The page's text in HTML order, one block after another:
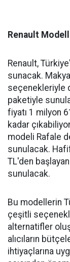
Renault
Renault,
sunacak.
seçenekleriyle
paketiyle
fiyatı 1 milyon
kadar
modeli Rafale
sunulacak.
TL'den
sunulacak.
Bu modellerin
çeşitli
alternatifler
alıcıların
ihtiyaçlarına